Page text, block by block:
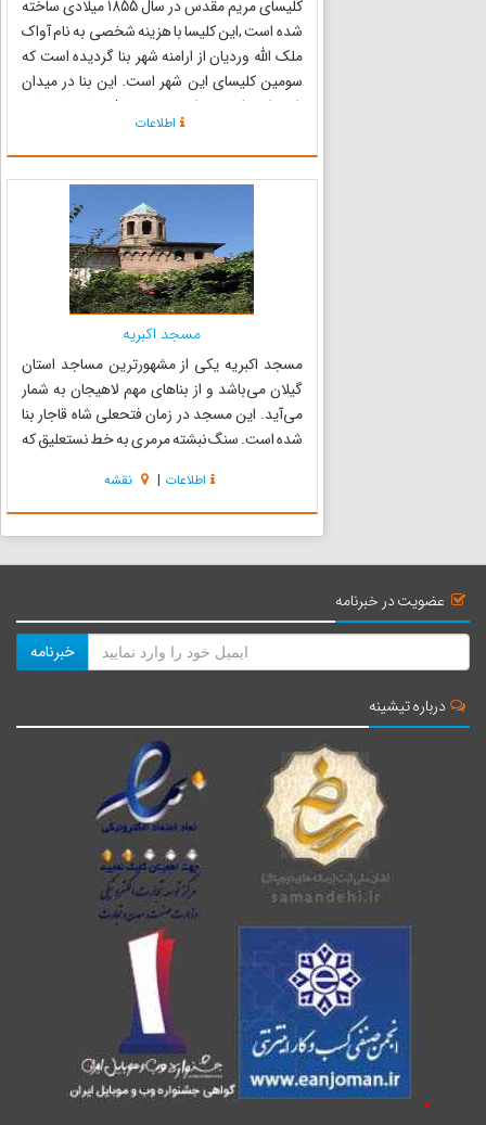
کلیسای مریم مقدس در سال 1855 میلادی ساخته
شده است ,این کلیسا با هزینه شخصی به نام آواک
ملک الله وردیان از ارامنه شهر بنا گردیده است که
سومین کلیسای این شهر است. این بنا در میدان
شهرداری شهر بندرانزلی و در مقابل ساختمان سابق
دادگستری قرار گرفته است. کلیسای ارامنه انزلی در
سالهای اخیر ...
اطلاعات
مسجد اکبریه
مسجد اکبریه یکی از مشهورترین مساجد استان
گیلان می‌باشد و از بناهای مهم لاهیجان به شمار
می‌آید. این مسجد در زمان فتحعلی شاه قاجار بنا
شده است. سنگ نبشته مرمری به خط نستعلیق که
حاج علی اکبر لاهیجانی نامیده است. وضوخانه
مسجد در دو طبقه ساخته...
اطلاعات | نقشه
عضویت در خبرنامه
خبرنامه
درباره تیشینه